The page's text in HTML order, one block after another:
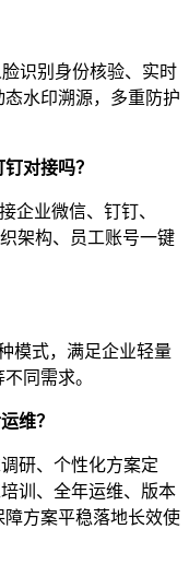
识别身份核验、实时
水印溯源，多重防护
对接吗？
企业微信、钉钉、
架构、员工账号一键
模式，满足企业轻量
同需求。
维？
研、个性化方案定
训、全年运维、版本
方案平稳落地长效使